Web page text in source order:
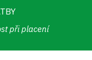
při placení